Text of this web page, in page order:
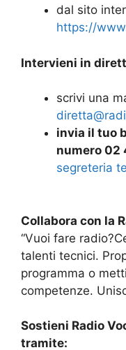
dal sito
https://
Intervieni in
scrivi una
invia il tuo
numero 02
segreteria
Collabora con la
“Vuoi fare
talenti tecnici.
programma o
competenze.
Sostieni Radio
tramite: